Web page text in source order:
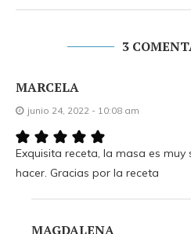
3
MARCELA
junio 24, 2022 - 10:08 am
Exquisita receta, la masa es muy
hacer. Gracias por la receta
MAGDALENA